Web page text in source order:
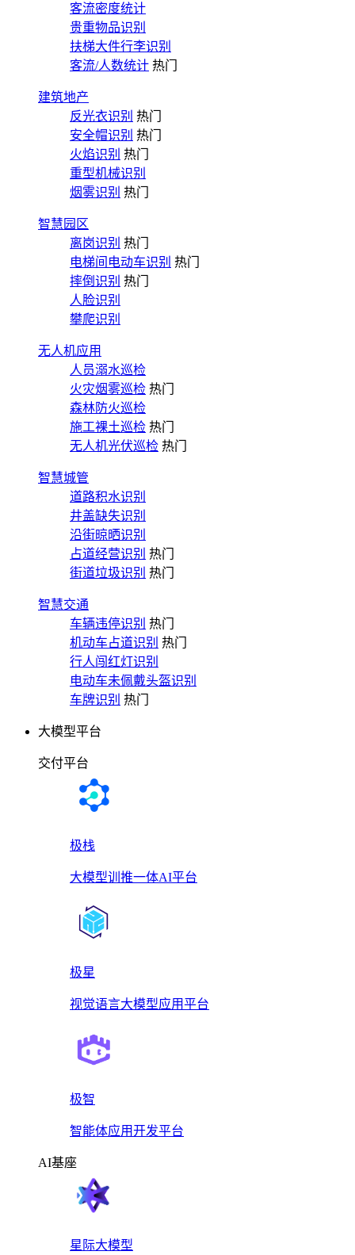
客流密度统计
贵重物品识别
扶梯大件行李识别
客流/人数统计 热门
建筑地产
反光衣识别 热门
安全帽识别 热门
火焰识别 热门
重型机械识别
烟雾识别 热门
智慧园区
离岗识别 热门
电梯间电动车识别 热门
摔倒识别 热门
人脸识别
攀爬识别
无人机应用
人员溺水巡检
火灾烟雾巡检 热门
森林防火巡检
施工裸土巡检 热门
无人机光伏巡检 热门
智慧城管
道路积水识别
井盖缺失识别
沿街晾晒识别
占道经营识别 热门
街道垃圾识别 热门
智慧交通
车辆违停识别 热门
机动车占道识别 热门
行人闯红灯识别
电动车未佩戴头盔识别
车牌识别 热门
大模型平台
交付平台
极栈
大模型训推一体AI平台
极星
视觉语言大模型应用平台
极智
智能体应用开发平台
AI基座
星际大模型